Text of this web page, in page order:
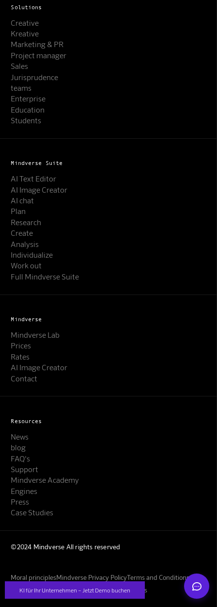
KI für Ihr Unternehmen – Jetzt Demo buchen
Online · KI-Assistent
Solutions
Creative
Kreative
Marketing & PR
Project manager
Sales
Jurisprudence
teams
Enterprise
Education
Students
Mindverse Suite
AI Text Editor
AI Image Creator
AI chat
Plan
Research
Create
Analysis
Individualize
Work out
Full Mindverse Suite
Mindverse
Mindverse Lab
Prices
Rates
AI Image Creator
Contact
Resources
News
blog
FAQ's
Support
Mindverse Academy
Engines
Press
Case Studies
©2024 Mindverse All rights reserved
Moral principlesMindverse Privacy PolicyTerms and Conditions
ImprintGBs for training your own image models